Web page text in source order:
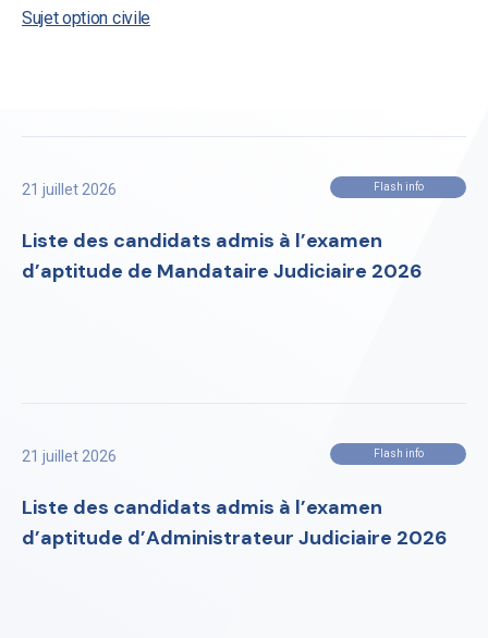
Sujet option civile
21 juillet 2026 Flash info
Liste des candidats admis à l’examen
d’aptitude de Mandataire Judiciaire 2026
21 juillet 2026 Flash info
Liste des candidats admis à l’examen
d’aptitude d’Administrateur Judiciaire 2026